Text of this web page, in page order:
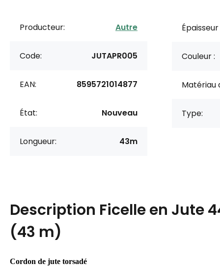
Producteur: Autre
Code: JUTAPR005
EAN: 8595721014877
État: Nouveau
Longueur: 43m
Couleur :
Matériau
Type:
Description Ficelle en Jute
(43 m)
Cordon de jute torsadé